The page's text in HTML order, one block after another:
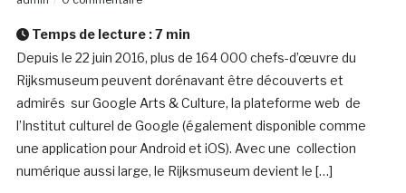
Temps de lecture :7 min
Depuis le 22 juin 2016, plus de 164 000 chefs-d’œuvre du
Rijksmuseum peuvent dorénavant être découverts et
admirés sur Google Arts & Culture, la plateforme web de
l’Institut culturel de Google (également disponible comme
une application pour Android et iOS). Avec une collection
numérique aussi large, le Rijksmuseum devient le […]